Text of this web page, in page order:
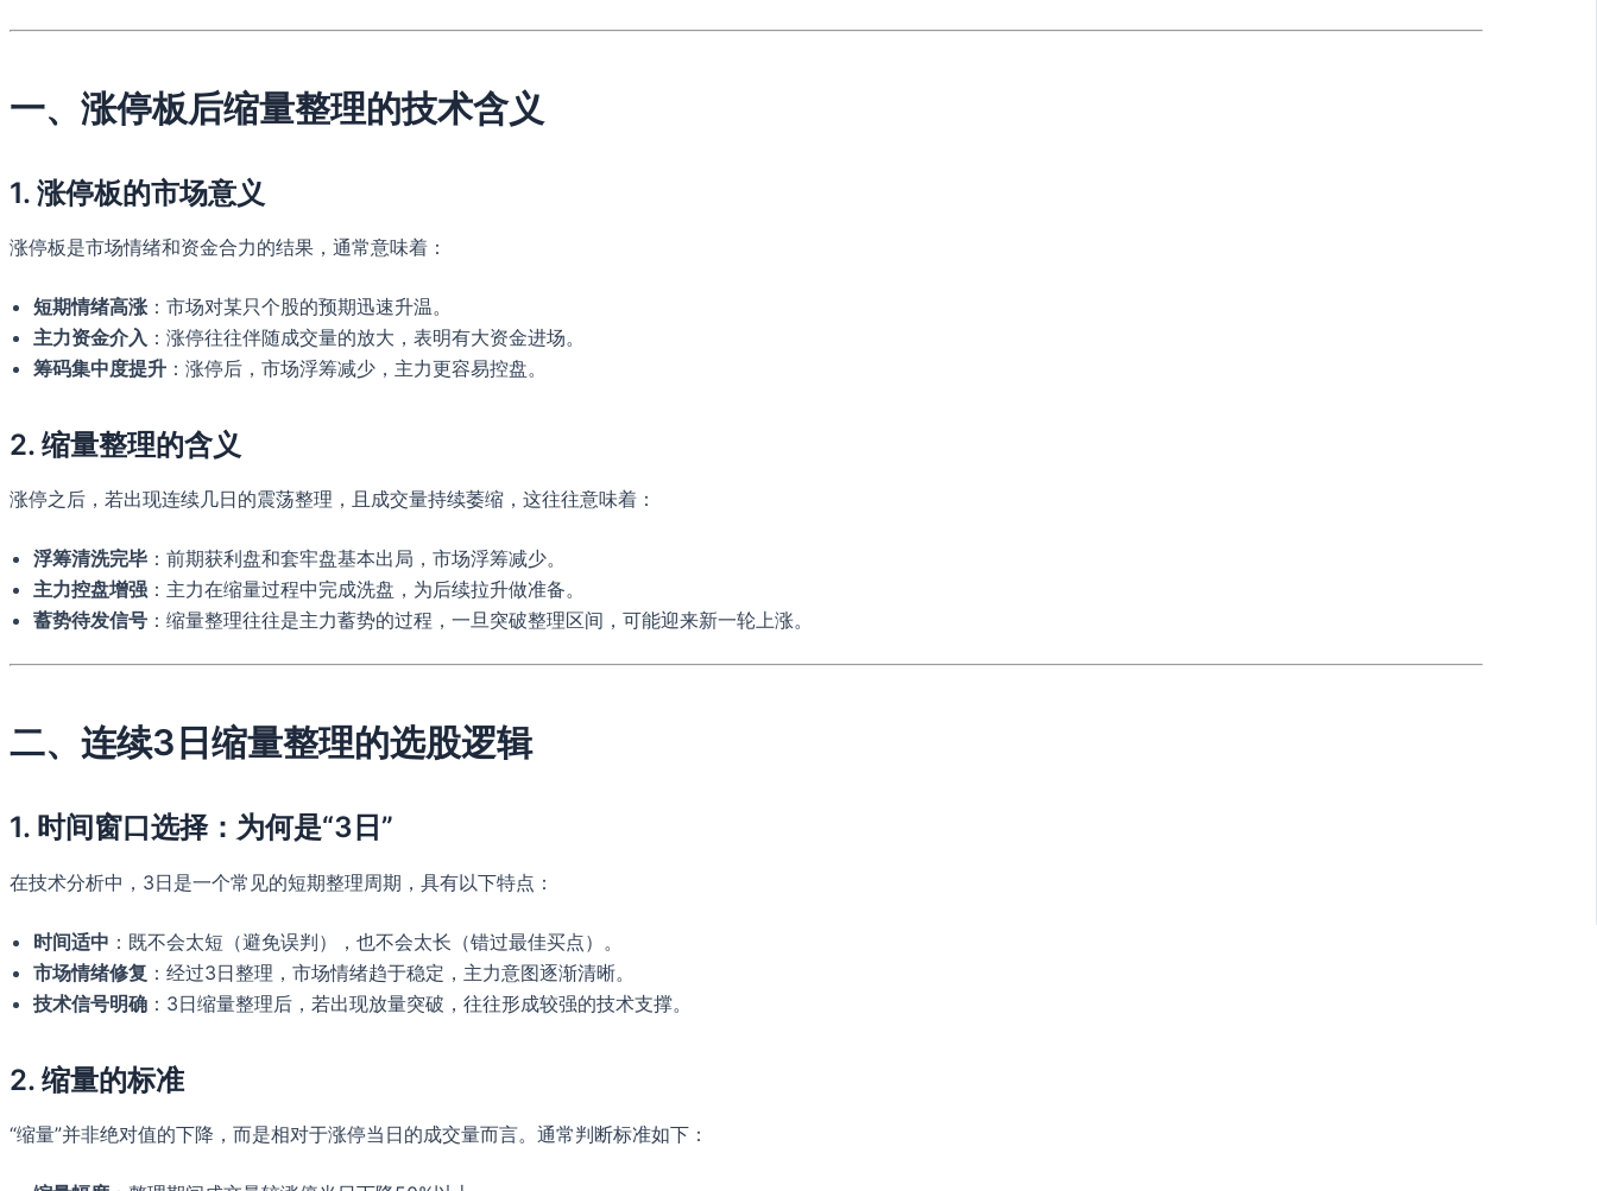
一、涨停板后缩量整理的技术含义
1. 涨停板的市场意义
涨停板是市场情绪和资金合力的结果，通常意味着：
短期情绪高涨 ：市场对某只个股的预期迅速升温。
主力资金介入 ：涨停往往伴随成交量的放大，表明有大资金进场。
筹码集中度提升 ：涨停后，市场浮筹减少，主力更容易控盘。
2. 缩量整理的含义
涨停之后，若出现连续几日的震荡整理，且成交量持续萎缩，这往往意味着：
浮筹清洗完毕 ：前期获利盘和套牢盘基本出局，市场浮筹减少。
主力控盘增强 ：主力在缩量过程中完成洗盘，为后续拉升做准备。
蓄势待发信号 ：缩量整理往往是主力蓄势的过程，一旦突破整理区间，可能迎来新一轮上涨。
二、连续3日缩量整理的选股逻辑
1. 时间窗口选择：为何是“3日”
在技术分析中，3日是一个常见的短期整理周期，具有以下特点：
时间适中 ：既不会太短（避免误判），也不会太长（错过最佳买点）。
市场情绪修复 ：经过3日整理，市场情绪趋于稳定，主力意图逐渐清晰。
技术信号明确 ：3日缩量整理后，若出现放量突破，往往形成较强的技术支撑。
2. 缩量的标准
“缩量”并非绝对值的下降，而是相对于涨停当日的成交量而言。通常判断标准如下：